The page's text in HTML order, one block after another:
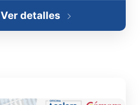
Ver detalles